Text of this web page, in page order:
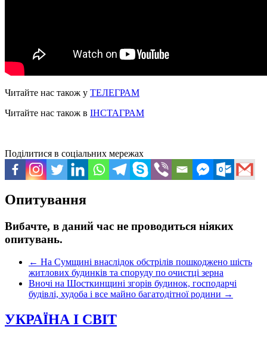
Читайте нас також у ТЕЛЕГРАМ
Читайте нас також в ІНСТАГРАМ
Поділитися в соціальних мережах
Опитування
Вибачте, в даний час не проводиться ніяких
опитувань.
← На Сумщині внаслідок обстрілів пошкоджено шість
житлових будинків та споруду по очистці зерна
Вночі на Шосткинщині згорів будинок, господарчі
будівлі, худоба і все майно багатодітної родини →
УКРАЇНА І СВІТ